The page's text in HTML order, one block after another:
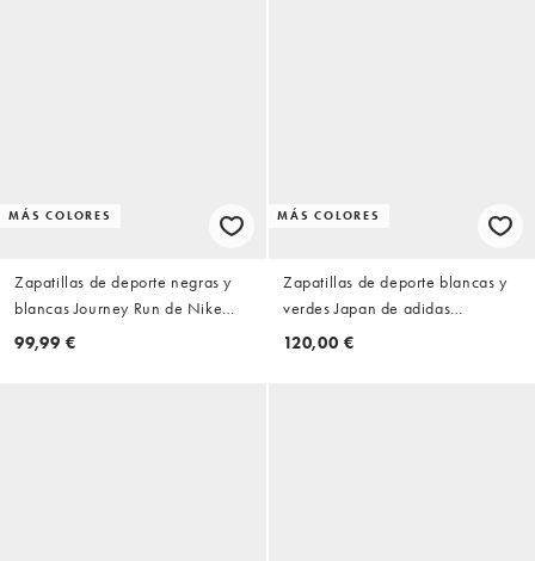
MÁS COLORES
Zapatillas de deporte negras y
blancas Journey Run de Nike
Running
99,99 €
MÁS COLORES
Zapatillas de deporte blancas y
verdes Japan de adidas
Originals
120,00 €